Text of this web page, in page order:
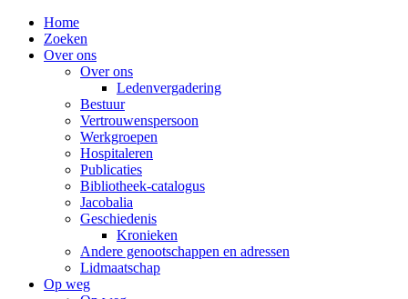
Home
Zoeken
Over ons
Over ons
Ledenvergadering
Bestuur
Vertrouwenspersoon
Werkgroepen
Hospitaleren
Publicaties
Bibliotheek-catalogus
Jacobalia
Geschiedenis
Kronieken
Andere genootschappen en adressen
Lidmaatschap
Op weg